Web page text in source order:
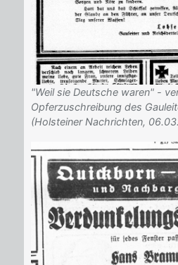
"Weil sie Deutsche waren" -
Opferzuschreibung des
(Holsteiner Nachrichten,